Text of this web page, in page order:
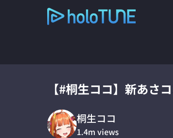
【#桐生ココ】新あさ
桐生ココ
1.4m views